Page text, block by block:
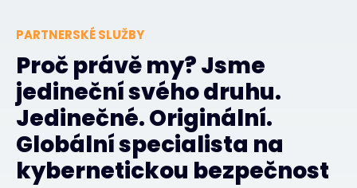
PARTNERSKÉ SLUŽBY
Proč právě my? Jsme
jedineční svého druhu.
Jedinečné. Originální.
Globální specialista na
kybernetickou bezpečnost